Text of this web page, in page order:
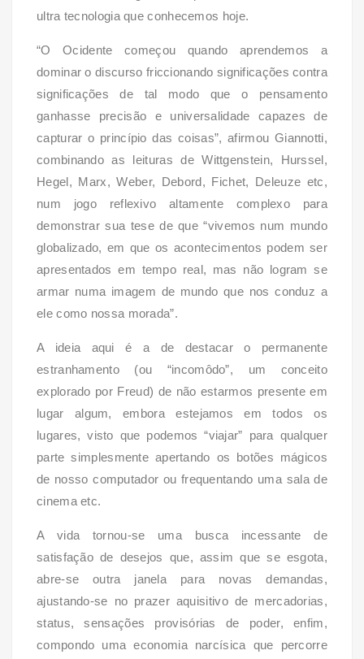
ultra tecnologia que conhecemos hoje.
“O Ocidente começou quando aprendemos a
dominar o discurso friccionando significações contra
significações de tal modo que o pensamento
ganhasse precisão e universalidade capazes de
capturar o princípio das coisas”, afirmou Giannotti,
combinando as leituras de Wittgenstein, Hurssel,
Hegel, Marx, Weber, Debord, Fichet, Deleuze etc,
num jogo reflexivo altamente complexo para
demonstrar sua tese de que “vivemos num mundo
globalizado, em que os acontecimentos podem ser
apresentados em tempo real, mas não logram se
armar numa imagem de mundo que nos conduz a
ele como nossa morada”.
A ideia aqui é a de destacar o permanente
estranhamento (ou “incomôdo”, um conceito
explorado por Freud) de não estarmos presente em
lugar algum, embora estejamos em todos os
lugares, visto que podemos “viajar” para qualquer
parte simplesmente apertando os botões mágicos
de nosso computador ou frequentando uma sala de
cinema etc.
A vida tornou-se uma busca incessante de
satisfação de desejos que, assim que se esgota,
abre-se outra janela para novas demandas,
ajustando-se no prazer aquisitivo de mercadorias,
status, sensações provisórias de poder, enfim,
compondo uma economia narcísica que percorre